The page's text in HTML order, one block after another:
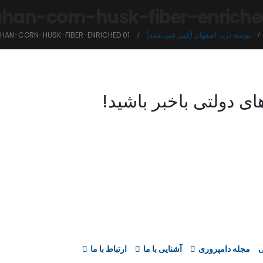
مجله دامپروری آشنایی با ما ارتباط با ما
پوسته ذرت اصفهان (فیبر غنی شده) CORN-HUSK-FIBER-ENRICHED 01
دولتی باخبر باشید!